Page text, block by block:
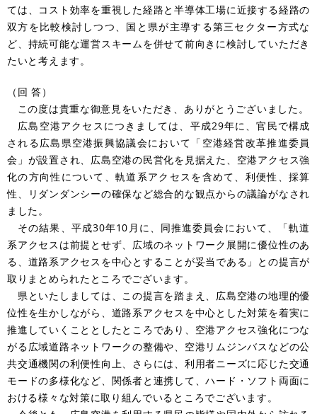
ては、コスト効率を重視した経路と半導体工場に近接する経路の
双方を比較検討しつつ、国と県が主導する第三セクター方式な
ど、持続可能な運営スキームを併せて前向きに検討していただき
たいと考えます。
（回 答）
この度は貴重な御意見をいただき、ありがとうございました。
広島空港アクセスにつきましては、平成29年に、官民で構成
される広島県空港振興協議会において「空港経営改革推進委員
会」が設置され、広島空港の民営化を見据えた、空港アクセス強
化の方向性について、軌道系アクセスを含めて、利便性、採算
性、リダンダンシーの確保など総合的な観点からの議論がなされ
ました。
その結果、平成30年10月に、同推進委員会において、「軌道
系アクセスは前提とせず、広域のネットワーク展開に優位性のあ
る、道路系アクセスを中心とすることが妥当である」との提言が
取りまとめられたところでございます。
県といたしましては、この提言を踏まえ、広島空港の地理的優
位性を生かしながら、道路系アクセスを中心とした対策を着実に
推進していくこととしたところであり、空港アクセス強化につな
がる広域道路ネットワークの整備や、空港リムジンバスなどの公
共交通機関の利便性向上、さらには、利用者ニーズに応じた交通
モードの多様化など、関係者と連携して、ハード・ソフト両面に
おける様々な対策に取り組んでいるところでございます。